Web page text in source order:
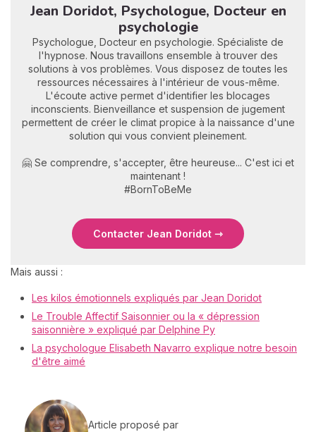
Jean Doridot, Psychologue, Docteur en
psychologie
Psychologue, Docteur en psychologie. Spécialiste de
l'hypnose. Nous travaillons ensemble à trouver des
solutions à vos problèmes. Vous disposez de toutes les
ressources nécessaires à l'intérieur de vous-même.
L'écoute active permet d'identifier les blocages
inconscients. Bienveillance et suspension de jugement
permettent de créer le climat propice à la naissance d'une
solution qui vous convient pleinement.
🤗 Se comprendre, s'accepter, être heureuse... C'est ici et
maintenant !
#BornToBeMe
Contacter Jean Doridot
Mais aussi :
Les kilos émotionnels expliqués par Jean Doridot
Le Trouble Affectif Saisonnier ou la « dépression
saisonnière » expliqué par Delphine Py
La psychologue Elisabeth Navarro explique notre besoin
d'être aimé
Article proposé par